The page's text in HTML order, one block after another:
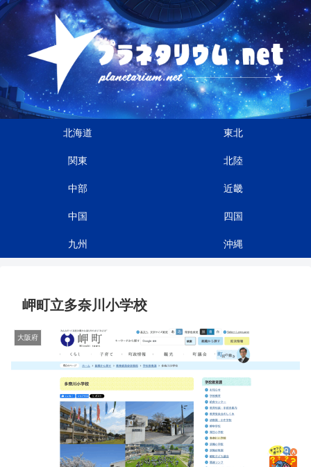
北海道 東北
関東 北陸
中部 近畿
中国 四国
九州 沖縄
岬町立多奈川小学校
大阪府